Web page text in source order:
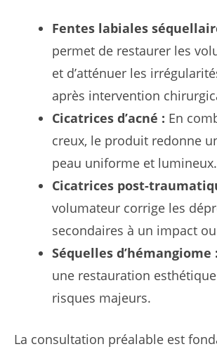
Fentes labiales
permet de restaurer les
et d’atténuer les
après intervention
Cicatrices d’acné : En
creux, le produit redonne
peau uniforme et lumineux.
Cicatrices post-
volumateur corrige les
secondaires à un impact
Séquelles d’hémangiome :
une restauration
risques majeurs.
La consultation préalable est